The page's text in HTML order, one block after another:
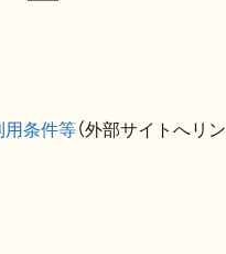
用条件等（外部サイトへリ